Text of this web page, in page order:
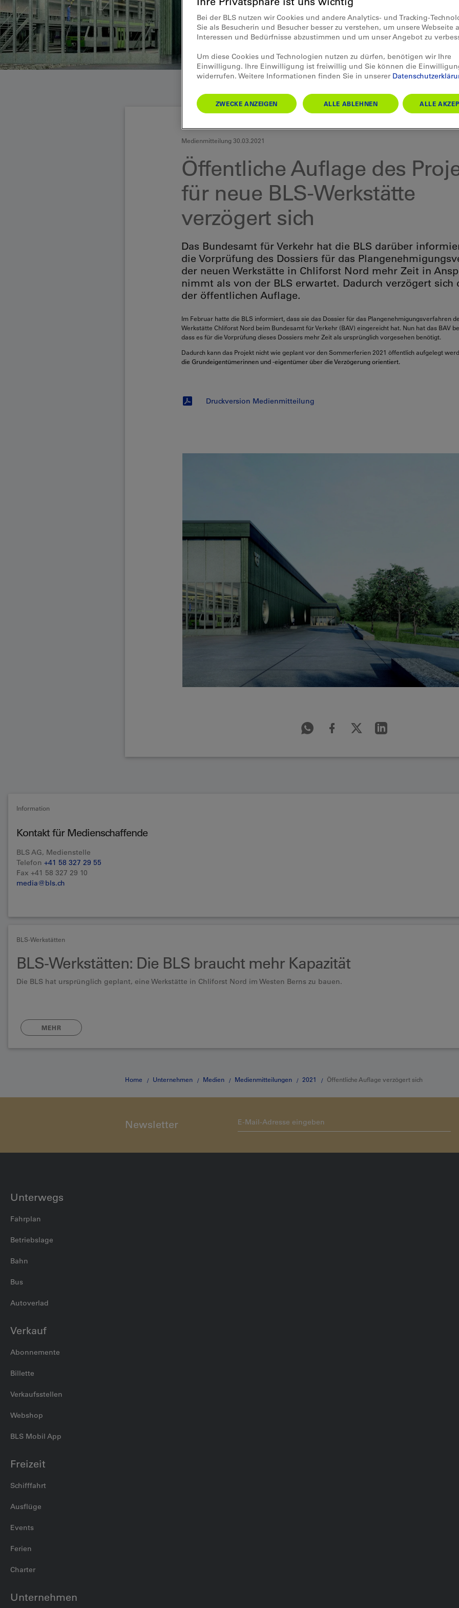
Medienmitteilung 30.03.2021
Öffentliche Auflage des
für neue BLS-Werkstätte
verzögert sich
Das Bundesamt für Verkehr hat die BLS darüber
die Vorprüfung des Dossiers für das
der neuen Werkstätte in Chliforst Nord mehr Zeit in
nimmt als von der BLS erwartet. Dadurch verzögert sich
der öffentlichen Auflage.
Im Februar hatte die BLS informiert, dass sie das Dossier für das Plangenehmigungsverfahren
Werkstätte Chliforst Nord beim Bundesamt für Verkehr (BAV) eingereicht hat. Nun hat das BAV
dass es für die Vorprüfung dieses Dossiers mehr Zeit als ursprünglich vorgesehen benötigt.
Dadurch kann das Projekt nicht wie geplant vor den Sommerferien 2021 öffentlich aufgelegt
die Grundeigentümerinnen und -eigentümer über die Verzögerung orientiert.
Druckversion Medienmitteilung
Information
Kontakt für Medienschaffende
BLS AG, Medienstelle
Telefon +41 58 327 29 55
Fax +41 58 327 29 10
media@bls.ch
BLS-Werkstätten
BLS-Werkstätten: Die BLS braucht mehr Kapazität
Die BLS hat ursprünglich geplant, eine Werkstätte in Chliforst Nord im Westen Berns zu bauen.
MEHR
Home Unternehmen Medien Medienmitteilungen 2021 Öffentliche Auflage verzögert sich
Newsletter
Unterwegs
Fahrplan
Betriebslage
Bahn
Bus
Autoverlad
Verkauf
Abonnemente
Billette
Verkaufsstellen
Webshop
BLS Mobil App
Freizeit
Schifffahrt
Ausflüge
Events
Ferien
Charter
Unternehmen
Bei der BLS nutzen wir Cookies und andere Analytics- und Tracking-
Sie als Besucherin und Besucher besser zu verstehen, um unsere Webseite
Interessen und Bedürfnisse abzustimmen und um unser Angebot zu
Um diese Cookies und Technologien nutzen zu dürfen, benötigen wir Ihre
Einwilligung. Ihre Einwilligung ist freiwillig und Sie können die
widerrufen. Weitere Informationen finden Sie in unserer
ZWECKE ANZEIGEN ALLE ABLEHNEN ALLE